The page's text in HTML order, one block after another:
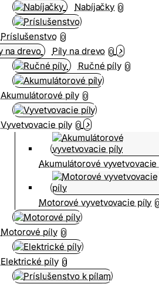
Nabíjačky 0
Príslušenstvo 0
Píly na drevo 0
Ručné píly 0
Akumulátorové píly 0
Vyvetvovacie píly 0
Akumulátorové
Motorové vyvetvovacie píly
Motorové píly 0
Elektrické píly 0